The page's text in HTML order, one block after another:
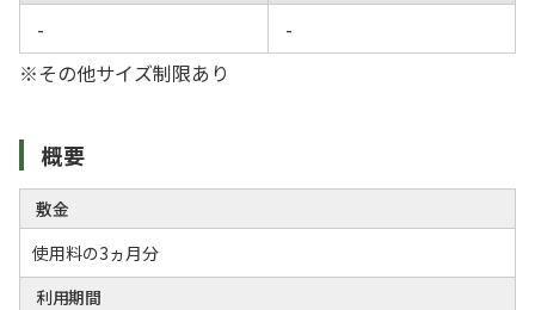
-
-
※その他サイズ制限あり
概要
敷金
使用料の3ヵ月分
利用期間